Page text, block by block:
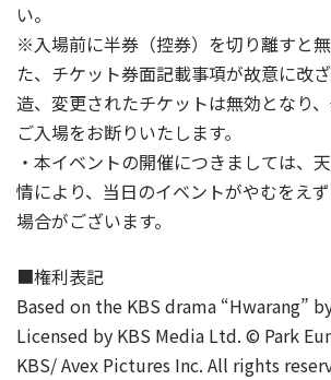
い。
※入場前に半券（控券）を切り離すと
た、チケット券面記載事項が故意に改
造、変更されたチケットは無効となり
ご入場をお断りいたします。
・本イベントの開催につきましては、
情により、当日のイベントがやむをえ
場合がございます。
■権利表記
Based on the KBS drama “Hwarang”
Licensed by KBS Media Ltd. © Park
KBS/ Avex Pictures Inc. All rights